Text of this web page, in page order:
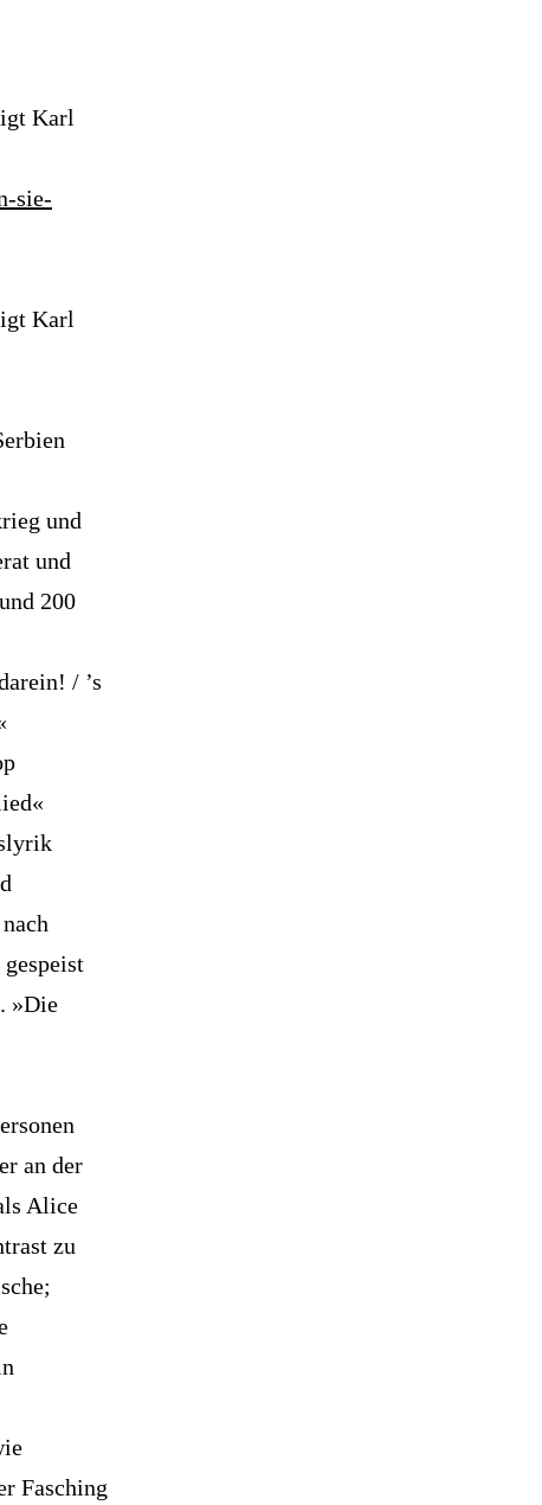
Karl
sie-
Karl
und
und
200
/ ’s
»Die
an der
Alice
zu
Fasching